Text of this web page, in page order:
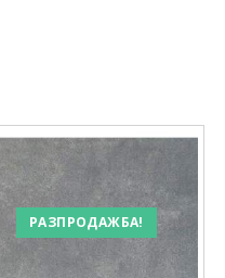
РАЗПРОДАЖБА!